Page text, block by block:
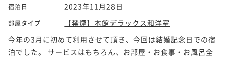
宿泊日 2023年11月28日
部屋タイプ
【禁煙】本館デラックス和洋室
今年の3月に初めて利用させて頂き、今回は結婚記念日での宿
泊でした。 サービスはもちろん、お部屋・お食事・お風呂全